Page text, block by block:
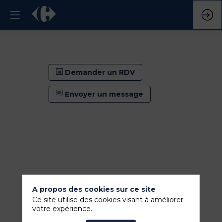
Demander un RDV
Envoyer un message
Demander un RDV
A propos des cookies sur ce site
Ce site utilise des cookies visant à améliorer
votre expérience.